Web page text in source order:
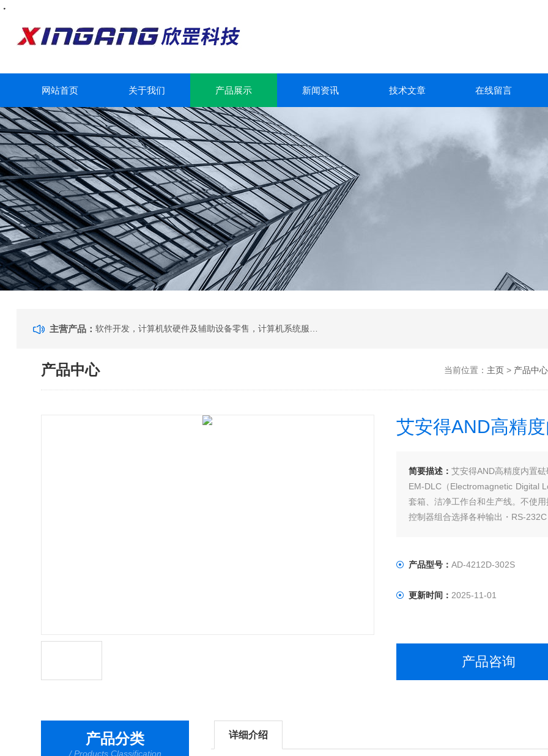
网站首页 关于我们 产品展示 新闻资讯 技术文章 在线留言
主营产品：
产品中心 当前位置： 主页> 产品中心
艾安得AND高精
简要描述： 艾安得AND高精度内置
EM-DLC（Electromagnetic Digital
套箱、洁净工作台和生产线。不使
控制器组合选择各种输出・RS-
产品型号： AD-4212D-302S
更新时间： 2025-11-01
产品咨询
产品分类
/ Products Classification
详细介绍
・・・・・・・